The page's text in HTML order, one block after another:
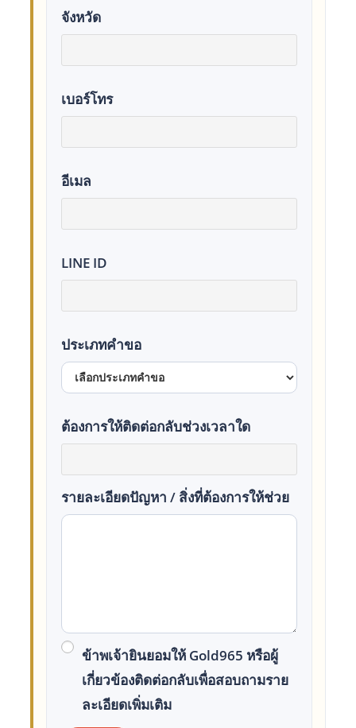
จังหวัด
เบอร์โทร
อีเมล
LINE ID
ประเภทคำขอ
ต้องการให้ติดต่อกลับช่วงเวลาใด
รายละเอียดปัญหา / สิ่งที่ต้องการให้ช่วย
ข้าพเจ้ายินยอมให้ Gold965 หรือผู้
เกี่ยวข้องติดต่อกลับเพื่อสอบถามราย
ละเอียดเพิ่มเติม